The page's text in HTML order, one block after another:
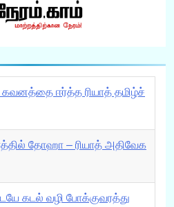
கவனத்தை ஈர்த்த ரியாத் தமிழ்ச்
தோஹா – ரியாத் அதிவேக
கடல் வழி போக்குவரத்து